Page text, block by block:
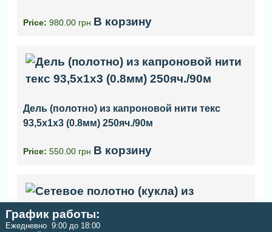
Price: 980.00 грн В корзину
Дель (полотно) из капроновой нити текс
93,5x1x3 (0.8мм) 250яч./90м
Price: 550.00 грн В корзину
График работы:
Ежедневно 9:00 до 18:00